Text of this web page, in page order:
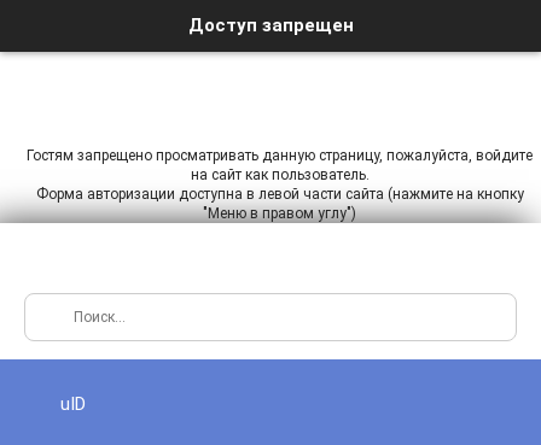
Доступ запрещен
Гостям запрещено просматривать данную страницу, пожалуйста, войдите
на сайт как пользователь.
Форма авторизации доступна в левой части сайта (нажмите на кнопку
"Меню в правом углу")
uID